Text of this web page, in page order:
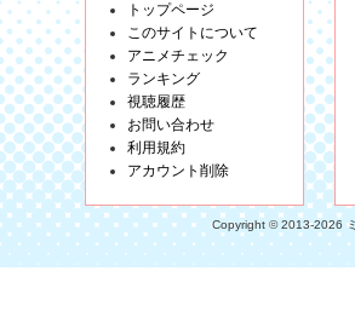
トップページ
このサイトについて
アニメチェック
ランキング
視聴履歴
お問い合わせ
利用規約
アカウント削除
Copyright © 2013-2026